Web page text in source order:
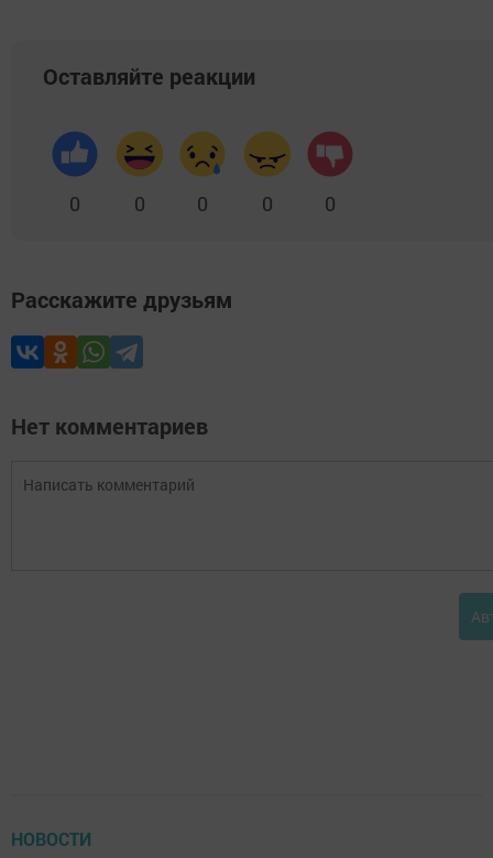
Оставляйте реакции
0 0 0 0 0
Расскажите друзьям
Нет комментариев
НОВОСТИ